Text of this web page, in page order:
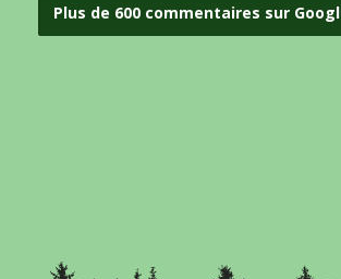
Plus de 600 commentaires sur